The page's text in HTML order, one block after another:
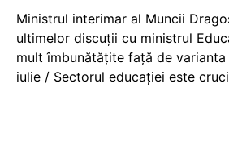
Ministrul interimar al Muncii
ultimelor discuții cu ministrul
mult îmbunătățite față de
iulie / Sectorul educației este